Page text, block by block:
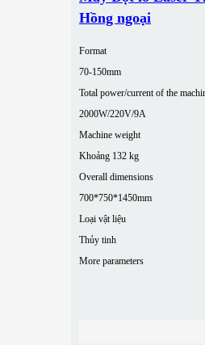
Hồng ngoại
Format
70-150mm
Total power/current of the
2000W/220V/9A
Machine weight
Khoảng 132 kg
Overall dimensions
700*750*1450mm
Loại vật liệu
Thủy tinh
More parameters